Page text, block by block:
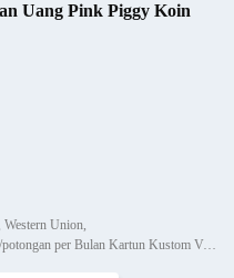
Uang Pink Piggy Koin
Union,
Menyediakan kemampuan: 1000000 Potongan/potongan per Bulan Kartun Kustom Vinyl Kotak Uang Menyimpan Celengan Unicorn